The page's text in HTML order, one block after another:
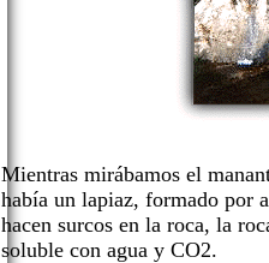
Mientras mirábamos el
había un lapiaz, formado por
hacen surcos en la roca, la
soluble con agua y CO2.